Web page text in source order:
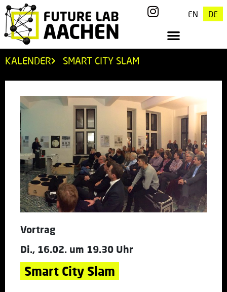
EN DE
KALENDER SMART CITY SLAM
Vortrag
Di., 16.02. um 19.30 Uhr
Smart City Slam